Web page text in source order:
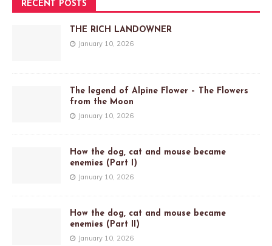
RECENT POSTS
THE RICH LANDOWNER
January 10, 2026
The legend of Alpine Flower – The Flowers
from the Moon
January 10, 2026
How the dog, cat and mouse became
enemies (Part I)
January 10, 2026
How the dog, cat and mouse became
enemies (Part II)
January 10, 2026